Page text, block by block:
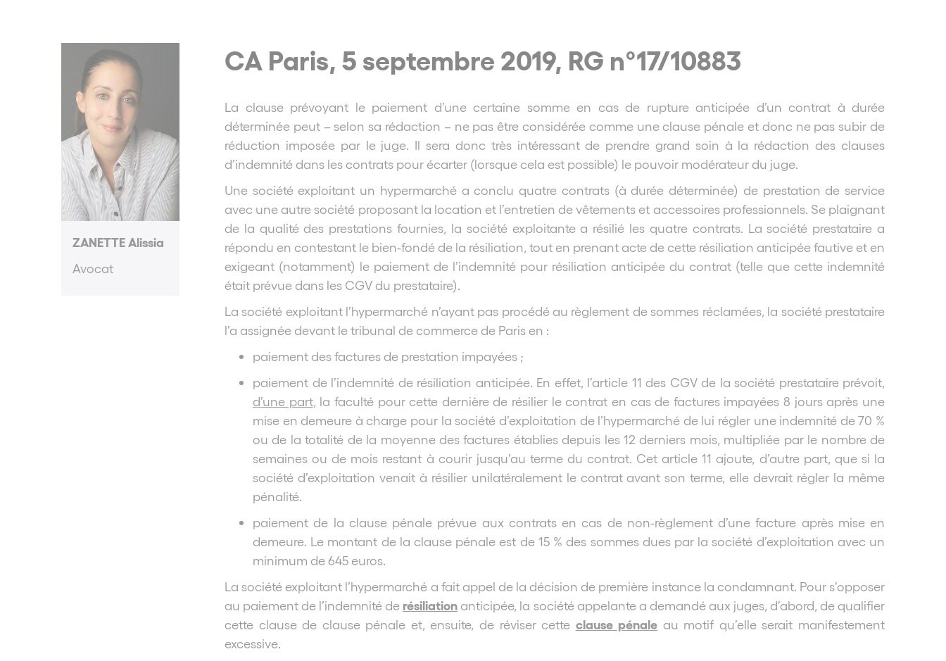
ZANETTE Alissia
Avocat
CA Paris, 5 septembre 2019, RG n°17/10883
La clause prévoyant le paiement d’une certaine somme en cas de rupture anticipée d’un contrat à durée
déterminée peut – selon sa rédaction – ne pas être considérée comme une clause pénale et donc ne pas subir de
réduction imposée par le juge. Il sera donc très intéressant de prendre grand soin à la rédaction des clauses
d’indemnité dans les contrats pour écarter (lorsque cela est possible) le pouvoir modérateur du juge.
Une société exploitant un hypermarché a conclu quatre contrats (à durée déterminée) de prestation de service
avec une autre société proposant la location et l’entretien de vêtements et accessoires professionnels. Se plaignant
de la qualité des prestations fournies, la société exploitante a résilié les quatre contrats. La société prestataire a
répondu en contestant le bien-fondé de la résiliation, tout en prenant acte de cette résiliation anticipée fautive et en
exigeant (notamment) le paiement de l’indemnité pour résiliation anticipée du contrat (telle que cette indemnité
était prévue dans les CGV du prestataire).
La société exploitant l’hypermarché n’ayant pas procédé au règlement de sommes réclamées, la société prestataire
l’a assignée devant le tribunal de commerce de Paris en :
paiement des factures de prestation impayées ;
paiement de l’indemnité de résiliation anticipée. En effet, l’article 11 des CGV de la société prestataire prévoit,
d’une part, la faculté pour cette dernière de résilier le contrat en cas de factures impayées 8 jours après une
mise en demeure à charge pour la société d’exploitation de l’hypermarché de lui régler une indemnité de 70 %
ou de la totalité de la moyenne des factures établies depuis les 12 derniers mois, multipliée par le nombre de
semaines ou de mois restant à courir jusqu’au terme du contrat. Cet article 11 ajoute, d’autre part, que si la
société d’exploitation venait à résilier unilatéralement le contrat avant son terme, elle devrait régler la même
pénalité.
paiement de la clause pénale prévue aux contrats en cas de non-règlement d’une facture après mise en
demeure. Le montant de la clause pénale est de 15 % des sommes dues par la société d’exploitation avec un
minimum de 645 euros.
La société exploitant l’hypermarché a fait appel de la décision de première instance la condamnant. Pour s’opposer
au paiement de l’indemnité de résiliationanticipée, la société appelante a demandé aux juges, d’abord, de qualifier
cette clause de clause pénale et, ensuite, de réviser cette clause pénale au motif qu’elle serait manifestement
excessive.